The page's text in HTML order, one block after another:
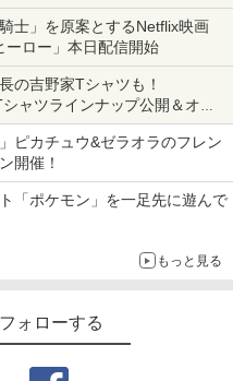
絶景版」が67%オフで990円
士」を原案とするNetflix映画
ーロー」本日配信開始
の吉野家Tシャツも！
ャツラインナップ公開＆オン
ピカチュウ&ゼラオラのフレン
開催！
「ポケモン」を一足先に遊んで
もっと見る
ォローする